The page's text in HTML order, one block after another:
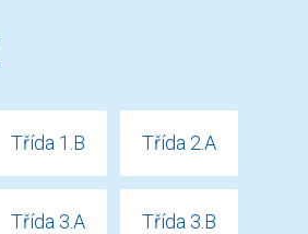
Třída 1.B Třída 2.A
Třída 3.A Třída 3.B